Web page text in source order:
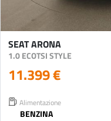
SEAT ARONA
1.0 ECOTSI STYLE
11.399 €
Alimentazione
BENZINA